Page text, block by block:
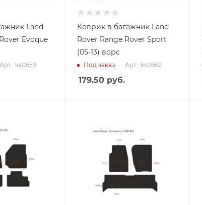
Land
Evoque
Арт.: ks0659
Коврик в багажник Land
Rover Range Rover Sport
(05-13) ворс
Под заказ Арт.: ks0662
179.50руб.